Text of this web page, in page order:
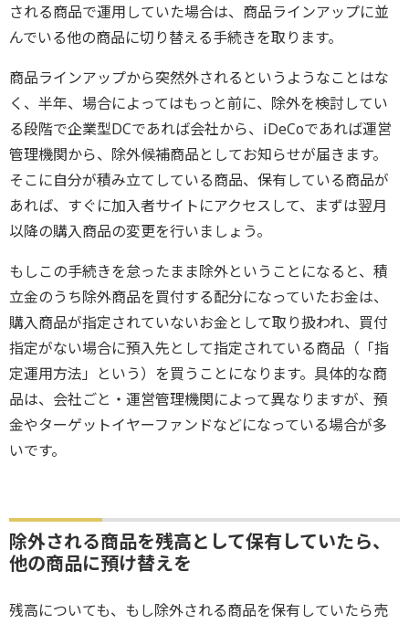
される商品で運用していた場合は、商品ラインアップに並
んでいる他の商品に切り替える手続きを取ります。
商品ラインアップから突然外されるというようなことはな
く、半年、場合によってはもっと前に、除外を検討してい
る段階で企業型DCであれば会社から、iDeCoであれば運営
管理機関から、除外候補商品としてお知らせが届きます。
そこに自分が積み立てしている商品、保有している商品が
あれば、すぐに加入者サイトにアクセスして、まずは翌月
以降の購入商品の変更を行いましょう。
もしこの手続きを怠ったまま除外ということになると、積
立金のうち除外商品を買付する配分になっていたお金は、
購入商品が指定されていないお金として取り扱われ、買付
指定がない場合に預入先として指定されている商品（「指
定運用方法」という）を買うことになります。具体的な商
品は、会社ごと・運営管理機関によって異なりますが、預
金やターゲットイヤーファンドなどになっている場合が多
いです。
除外される商品を残高として保有していたら、
他の商品に預け替えを
残高についても、もし除外される商品を保有していたら売